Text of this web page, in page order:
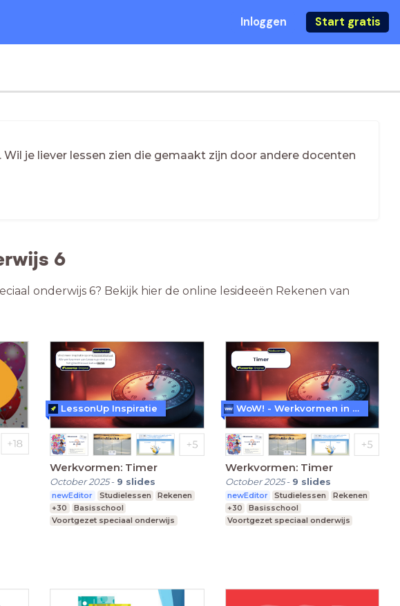
Inloggen Start gratis
je liever lessen zien die gemaakt zijn door andere docenten
6
onderwijs 6? Bekijk hier de online lesideeën Rekenen van
Werkvormen: Timer
October 2025- 9 slides
newEditor Studielessen
Rekenen
+30
Basisschool
Voortgezet speciaal onderwijs
LessonUp Inspiratie
Werkvormen: Timer
October 2025- 9 slides
newEditor Studielessen
Rekenen
+30
Basisschool
Voortgezet speciaal onderwijs
WoW! - Werkvormen in LessonUp